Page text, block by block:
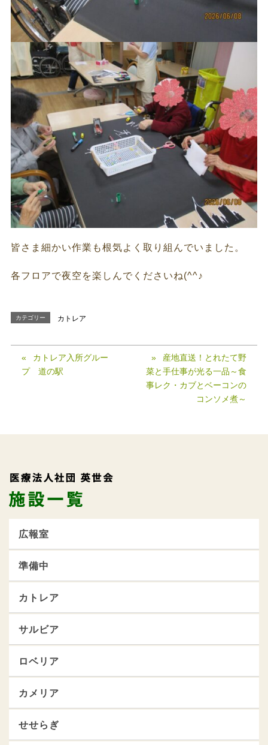
皆さま細かい作業も根気よく取り組んでいました。
各フロアで夜空を楽しんでくださいね(^^♪
カテゴリー カトレア
カトレア入所グルー
プ 道の駅
産地直送！とれたて野
菜と手仕事が光る一品～食
事レク・カブとベーコンの
コンソメ煮～
広報室
準備中
カトレア
サルビア
ロベリア
カメリア
せせらぎ